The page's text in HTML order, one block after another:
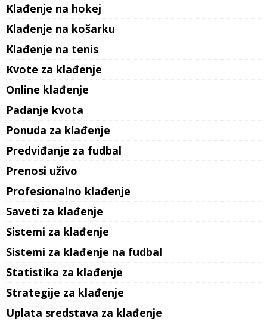
Klađenje na hokej
Klađenje na košarku
Klađenje na tenis
Kvote za klađenje
Online klađenje
Padanje kvota
Ponuda za klađenje
Predviđanje za fudbal
Prenosi uživo
Profesionalno klađenje
Saveti za klađenje
Sistemi za klađenje
Sistemi za klađenje na fudbal
Statistika za klađenje
Strategije za klađenje
Uplata sredstava za klađenje